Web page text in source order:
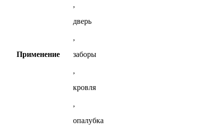
Применение
,
дверь
,
заборы
,
кровля
,
опалубка